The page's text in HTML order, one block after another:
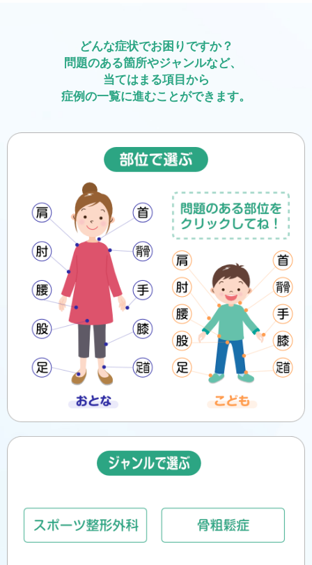
どんな症状でお困りですか？
問題のある箇所やジャンルなど、
当てはまる項目から
症例の一覧に進むことができます。